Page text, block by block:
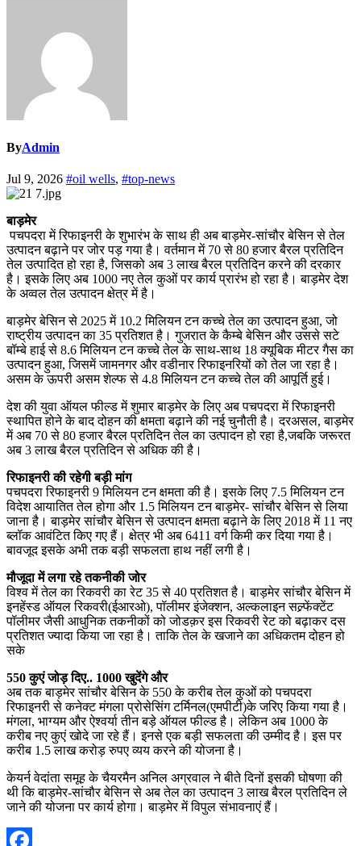
ByAdmin
Jul 9, 2026 #oil wells, #top-news
बाड़मेर
पचपदरा में रिफाइनरी के शुभारंभ के साथ ही अब बाड़मेर-सांचौर बेसिन से तेल
उत्पादन बढ़ाने पर जोर पड़ गया है। वर्तमान में 70 से 80 हजार बैरल प्रतिदिन
तेल उत्पादित हो रहा है, जिसको अब 3 लाख बैरल प्रतिदिन करने की दरकार
है। इसके लिए अब 1000 नए तेल कुओं पर कार्य प्रारंभ हो रहा है। बाड़मेर देश
के अव्वल तेल उत्पादन क्षेत्र में है।
बाड़मेर बेसिन से 2025 में 10.2 मिलियन टन कच्चे तेल का उत्पादन हुआ, जो
राष्ट्रीय उत्पादन का 35 प्रतिशत है। गुजरात के कैम्बे बेसिन और उससे सटे
बॉम्बे हाई से 8.6 मिलियन टन कच्चे तेल के साथ-साथ 18 क्यूबिक मीटर गैस का
उत्पादन हुआ, जिसमें जामनगर और वडीनार रिफाइनरियों को तेल जा रहा है।
असम के ऊपरी असम शेल्फ से 4.8 मिलियन टन कच्चे तेल की आपूर्ति हुई।
देश की युवा ऑयल फील्ड में शुमार बाड़मेर के लिए अब पचपदरा में रिफाइनरी
स्थापित होने के बाद दोहन की क्षमता बढ़ाने की नई चुनौती है। दरअसल, बाड़मेर
में अब 70 से 80 हजार बैरल प्रतिदिन तेल का उत्पादन हो रहा है,जबकि जरूरत
अब 3 लाख बैरल प्रतिदिन से अधिक की है।
रिफाइनरी की रहेगी बड़ी मांग
पचपदरा रिफाइनरी 9 मिलियन टन क्षमता की है। इसके लिए 7.5 मिलियन टन
विदेश आयातित तेल होगा और 1.5 मिलियन टन बाड़मेर- सांचौर बेसिन से लिया
जाना है। बाड़मेर सांचौर बेसिन से उत्पादन क्षमता बढ़ाने के लिए 2018 में 11 नए
ब्लॉक आवंटित किए गए हैं। क्षेत्र भी अब 6411 वर्ग किमी कर दिया गया है।
बावजूद इसके अभी तक बड़ी सफलता हाथ नहीं लगी है।
मौजूदा में लगा रहे तकनीकी जोर
विश्व में तेल का रिकवरी का रेट 35 से 40 प्रतिशत है। बाड़मेर सांचौर बेसिन में
इनहेंस्ड ऑयल रिकवरी(ईआरओ), पॉलीमर इंजेक्शन, अल्कलाइन सल्र्फेंक्टेंट
पॉलीमर जैसी आधुनिक तकनीकों को जोडक़र इस रिकवरी रेट को बढ़ाकर दस
प्रतिशत ज्यादा किया जा रहा है। ताकि तेल के खजाने का अधिकतम दोहन हो
सके
550 कुएं जोड़ दिए.. 1000 खुदेंगे और
अब तक बाड़मेर सांचौर बेसिन के 550 के करीब तेल कुओं को पचपदरा
रिफाइनरी से कनेक्ट मंगला प्रोसेसिंग टर्मिनल(एमपीटी)के जरिए किया गया है।
मंगला, भाग्यम और ऐश्वर्या तीन बड़े ऑयल फील्ड है। लेकिन अब 1000 के
करीब नए कुएं खोदे जा रहे हैं। इनसे एक बड़ी सफलता की उम्मीद है। इस पर
करीब 1.5 लाख करोड़ रुपए व्यय करने की योजना है।
केयर्न वेदांता समूह के चैयरमैन अनिल अग्रवाल ने बीते दिनों इसकी घोषणा की
थी कि बाड़मेर-सांचौर बेसिन से अब तेल का उत्पादन 3 लाख बैरल प्रतिदिन ले
जाने की योजना पर कार्य होगा। बाड़मेर में विपुल संभावनाएं हैं।